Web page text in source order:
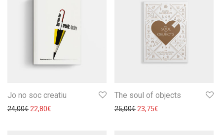
Jo no soc creatiu
24,00€ 22,80€
The soul of objects
25,00€ 23,75€